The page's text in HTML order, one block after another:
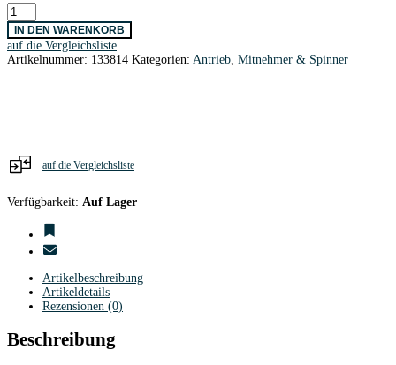
GM
Prop
F5J
Präz.Spinner
CFK
IN DEN WARENKORB
auf die Vergleichsliste
Artikelnummer: 133814 Kategorien: Antrieb Mitnehmer & Spinner
auf die Vergleichsliste
Verfügbarkeit: Auf Lager
Artikelbeschreibung
Artikeldetails
Rezensionen (0)
Beschreibung